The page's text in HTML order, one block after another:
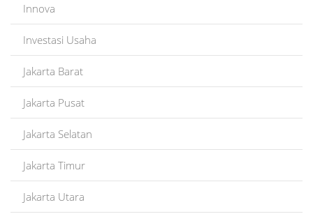
Innova
Investasi Usaha
Jakarta Barat
Jakarta Pusat
Jakarta Selatan
Jakarta Timur
Jakarta Utara